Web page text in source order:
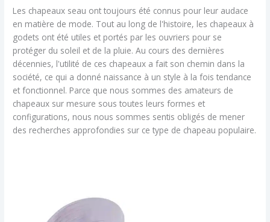
Les chapeaux seau ont toujours été connus pour leur audace
en matière de mode. Tout au long de l'histoire, les chapeaux à
godets ont été utiles et portés par les ouvriers pour se
protéger du soleil et de la pluie. Au cours des dernières
décennies, l'utilité de ces chapeaux a fait son chemin dans la
société, ce qui a donné naissance à un style à la fois tendance
et fonctionnel. Parce que nous sommes des amateurs de
chapeaux sur mesure sous toutes leurs formes et
configurations, nous nous sommes sentis obligés de mener
des recherches approfondies sur ce type de chapeau populaire.